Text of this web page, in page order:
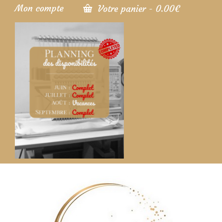
Mon compte Votre panier - 0.00€